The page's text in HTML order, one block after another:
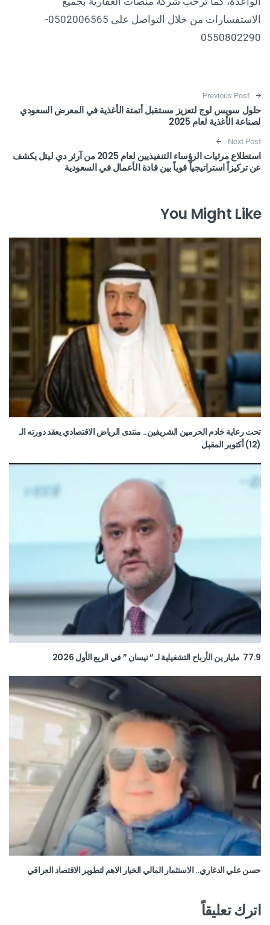
الاستفسارات من خلال التواصل على 0502006565-
0550802290
Post navigation
Previous Post
حلول سويس لوج لتعزيز مستقبل أتمتة الأغذية في المعرض السعودي
لصناعة الأغذية لعام 2025
Next Post
استطلاع مرئيات الرؤساء التنفيذيين لعام 2025 من آرثر دي ليتل يكشف
عن تركيزاً استراتيجياً قوياً بين قادة الأعمال في السعودية
You Might Like
تحت رعاية خادم الحرمين الشريفين.. منتدى الرياض الاقتصادي يعقد دورته الـ
(12) أكتوبر المقبل
77.9 مليار ين الأرباح التشغيلية لـ ” نيسان ” في الربع الأول 2026
حسن علي الدغاري.. الاستثمار المالي الخيار الاهم لتطوير الاقتصاد العراقي
اترك تعليقاً